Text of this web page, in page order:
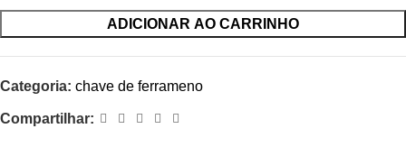
ADICIONAR AO CARRINHO
Categoria: chave de ferrameno
Compartilhar: